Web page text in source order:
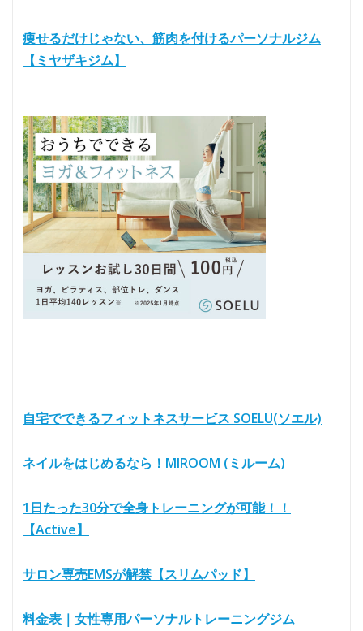
痩せるだけじゃない、筋肉を付けるパーソナルジム
【ミヤザキジム】
自宅でできるフィットネスサービス SOELU(ソエル)
ネイルをはじめるなら！MIROOM (ミルーム)
1日たった30分で全身トレーニングが可能！！
【Active】
サロン専売EMSが解禁【スリムパッド】
料金表｜女性専用パーソナルトレーニングジム